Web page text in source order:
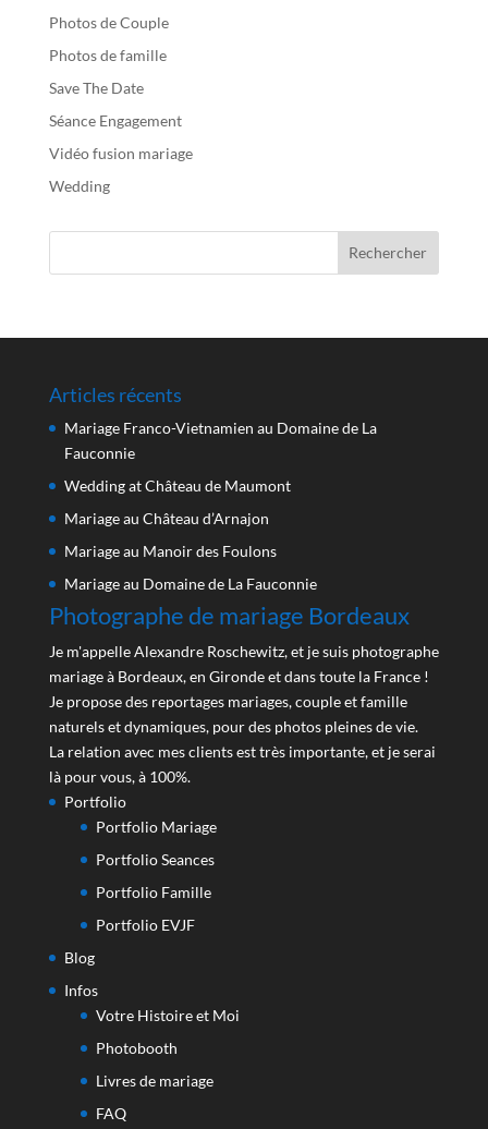
Photos de Couple
Photos de famille
Save The Date
Séance Engagement
Vidéo fusion mariage
Wedding
Articles récents
Mariage Franco-Vietnamien au Domaine de La
Fauconnie
Wedding at Château de Maumont
Mariage au Château d’Arnajon
Mariage au Manoir des Foulons
Mariage au Domaine de La Fauconnie
Photographe de mariage Bordeaux
Je m'appelle Alexandre Roschewitz, et je suis photographe
mariage à Bordeaux, en Gironde et dans toute la France !
Je propose des reportages mariages, couple et famille
naturels et dynamiques, pour des photos pleines de vie.
La relation avec mes clients est très importante, et je serai
là pour vous, à 100%.
Portfolio
Portfolio Mariage
Portfolio Seances
Portfolio Famille
Portfolio EVJF
Blog
Infos
Votre Histoire et Moi
Photobooth
Livres de mariage
FAQ